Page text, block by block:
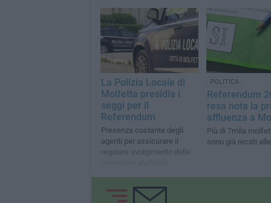
risultati
La Polizia Locale di
Molfetta presidia i
seggi per il
Referendum
Presenza costante degli
agenti per assicurare il
regolare svolgimento delle
POLITICA
Referendum
resa nota la
affluenza a
Più di 7mila
sono già recati